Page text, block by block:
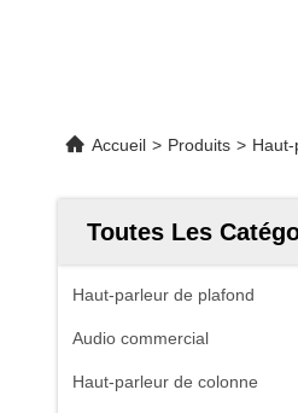
Accueil > Produits >
Toutes Les
Haut-parleur de plafond
Audio commercial
Haut-parleur de colonne